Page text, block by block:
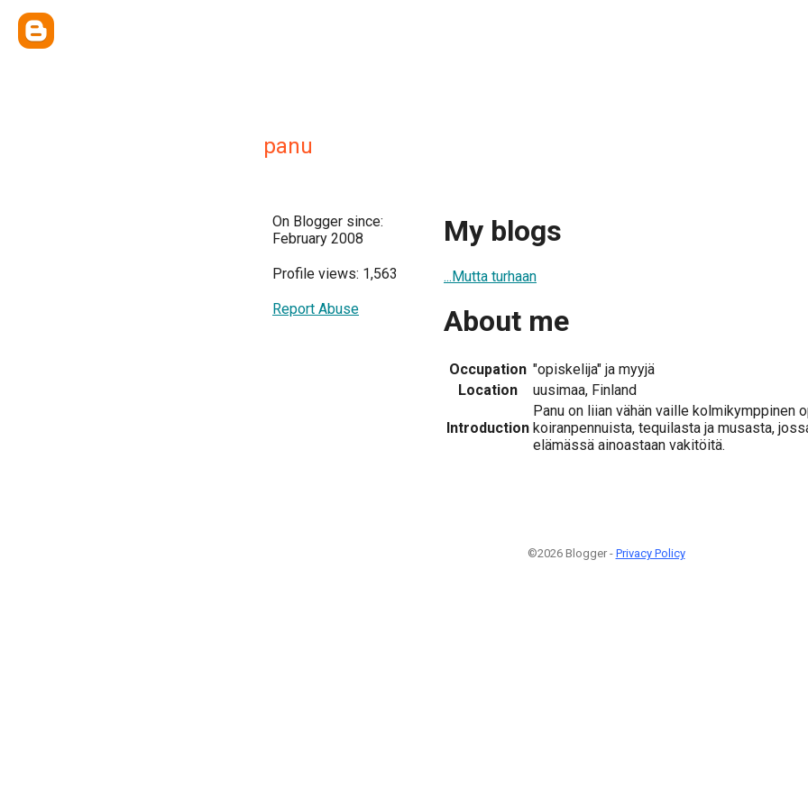
panu
On Blogger since:
February 2008
Profile views: 1,563
Report Abuse
My blogs
...Mutta turhaan
About me
Occupation "opiskelija" ja myyjä
Location
uusimaa, Finland
Introduction
Panu on liian vähän vaille kolmikymppinen
koiranpennuista, tequilasta ja musasta,
elämässä ainoastaan vakitöitä.
©2026 Blogger - Privacy Policy